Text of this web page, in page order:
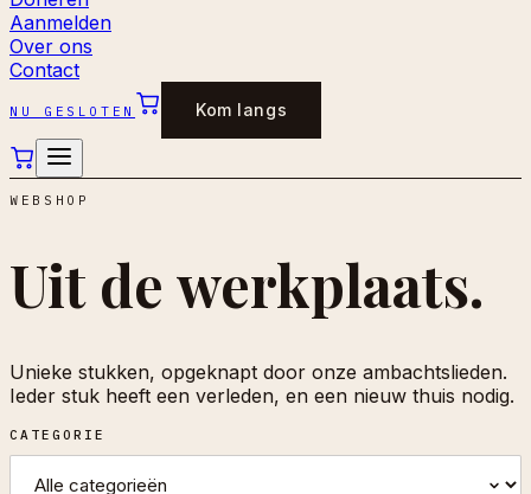
Aanmelden
Over ons
Contact
NU GESLOTEN Kom langs
WEBSHOP
Uit de werkplaats.
Unieke stukken, opgeknapt door onze ambachtslieden.
Ieder stuk heeft een verleden, en een nieuw thuis nodig.
CATEGORIE